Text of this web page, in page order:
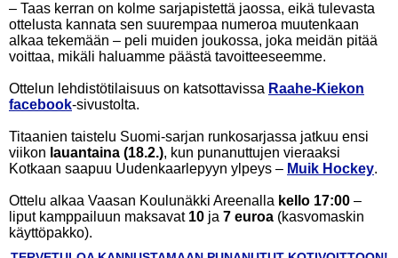
– Taas kerran on kolme sarjapistettä jaossa, eikä tulevasta
ottelusta kannata sen suurempaa numeroa muutenkaan
alkaa tekemään – peli muiden joukossa, joka meidän pitää
voittaa, mikäli haluamme päästä tavoitteeseemme.
Ottelun lehdistötilaisuus on katsottavissa Raahe-Kiekon
facebook-sivustolta.
Titaanien taistelu Suomi-sarjan runkosarjassa jatkuu ensi
viikon lauantaina (18.2.), kun punanuttujen vieraaksi
Kotkaan saapuu Uudenkaarlepyyn ylpeys – Muik Hockey.
Ottelu alkaa Vaasan Koulunäkki Areenalla kello 17:00 –
liput kamppailuun maksavat 10 ja 7 euroa (kasvomaskin
käyttöpakko).